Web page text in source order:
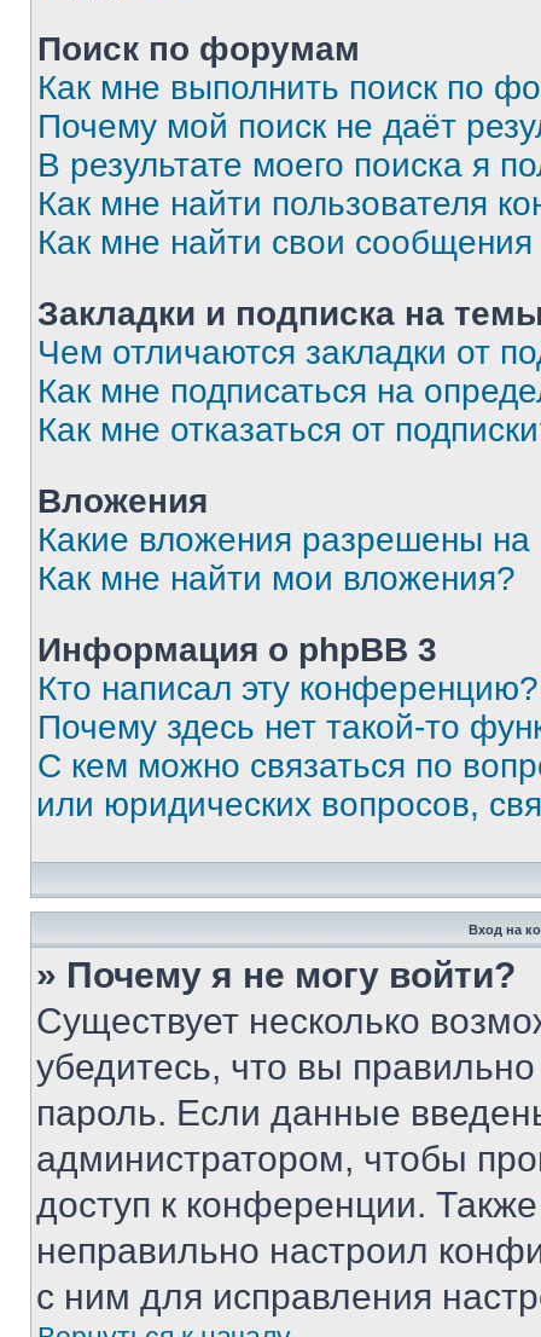
Поиск по форумам
Как мне выполнить поиск по
Почему мой поиск не даёт
В результате моего поиска я
Как мне найти пользователя
Как мне найти свои
Закладки и подписка на
Чем отличаются закладки от
Как мне подписаться на
Как мне отказаться от
Вложения
Какие вложения разрешены
Как мне найти мои вложения?
Информация о phpBB 3
Кто написал эту конференцию?
Почему здесь нет такой-то
С кем можно связаться по
или юридических вопросов,
Вход на
» Почему я не могу войти?
Существует несколько
убедитесь, что вы
пароль. Если данные
администратором, чтобы
доступ к конференции.
неправильно настроил
с ним для исправления